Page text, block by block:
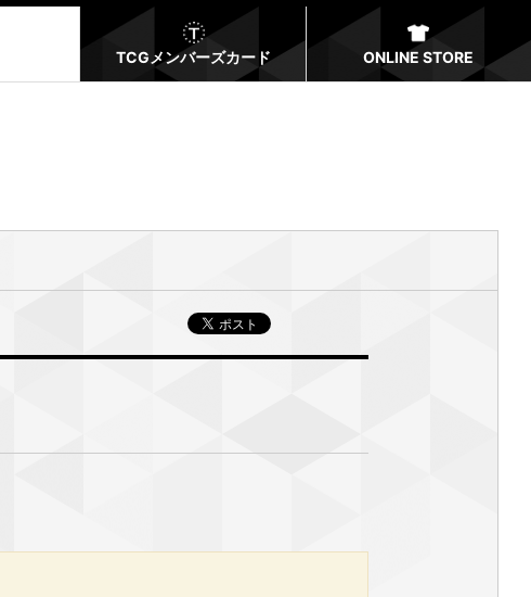
TCGメンバーズカード ONLINE STORE